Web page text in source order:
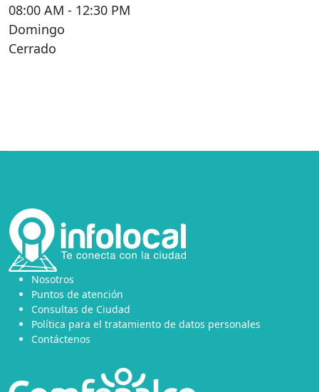
08:00 AM - 12:30 PM
Domingo
Cerrado
Nosotros
Puntos de atención
Consultas de Ciudad
Política para el tratamiento de datos personales
Contáctenos